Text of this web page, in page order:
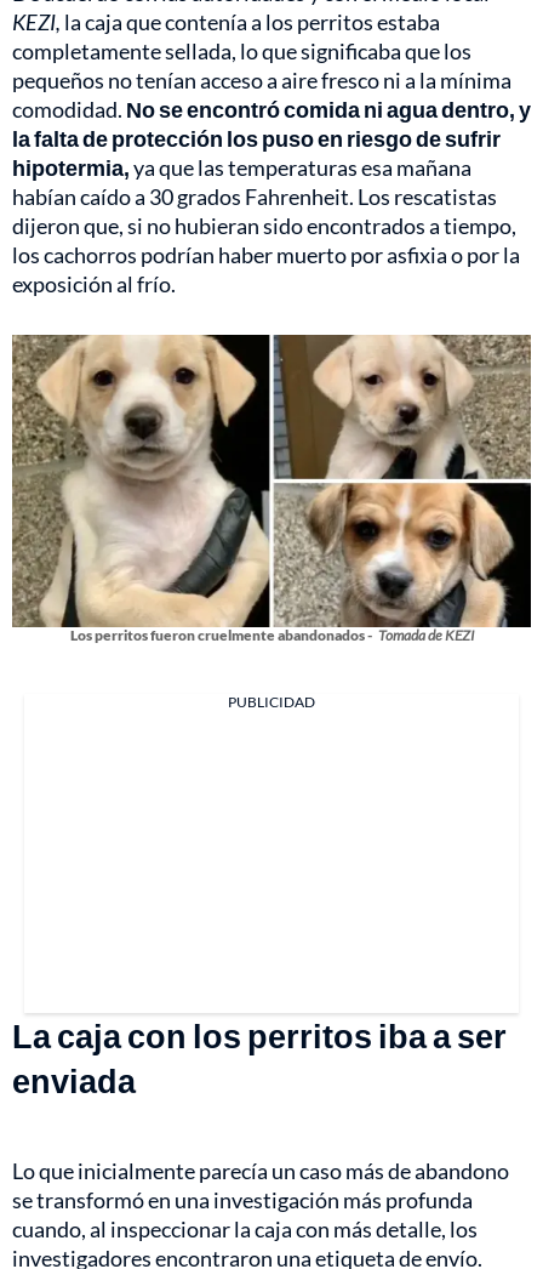
KEZI, la caja que contenía a los perritos estaba
completamente sellada, lo que significaba que los
pequeños no tenían acceso a aire fresco ni a la mínima
comodidad. No se encontró comida ni agua dentro, y
la falta de protección los puso en riesgo de sufrir
hipotermia,ya que las temperaturas esa mañana
habían caído a 30 grados Fahrenheit. Los rescatistas
dijeron que, si no hubieran sido encontrados a tiempo,
los cachorros podrían haber muerto por asfixia o por la
exposición al frío.
Los perritos fueron cruelmente abandonados - Tomada de KEZI
PUBLICIDAD
La caja con los perritos iba a ser
enviada
Lo que inicialmente parecía un caso más de abandono
se transformó en una investigación más profunda
cuando, al inspeccionar la caja con más detalle, los
investigadores encontraron una etiqueta de envío.